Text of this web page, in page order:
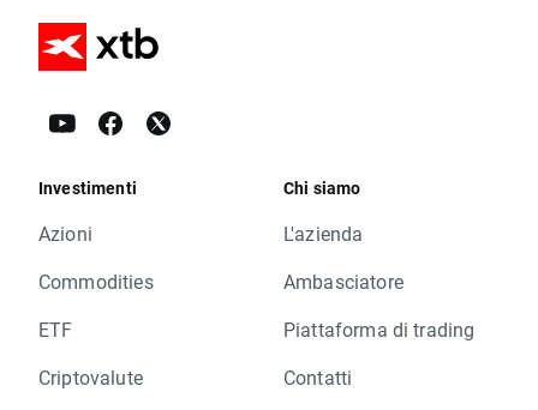
Investimenti
Azioni
Commodities
ETF
Criptovalute
Chi siamo
L'azienda
Ambasciatore
Piattaforma di trading
Contatti